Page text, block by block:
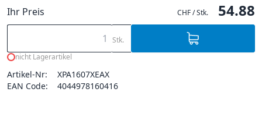
Ihr Preis CHF / Stk. 54.88
Stk.
nicht Lagerartikel
Artikel-Nr:
XPA1607XEAX
EAN Code:
4044978160416